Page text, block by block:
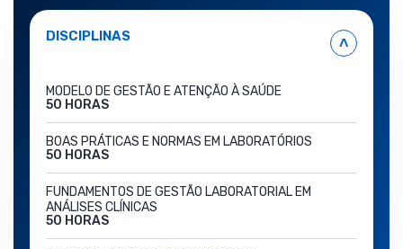
DISCIPLINAS ˄
MODELO DE GESTÃO E ATENÇÃO À SAÚDE
50 HORAS
BOAS PRÁTICAS E NORMAS EM LABORATÓRIOS
50 HORAS
FUNDAMENTOS DE GESTÃO LABORATORIAL EM
ANÁLISES CLÍNICAS
50 HORAS